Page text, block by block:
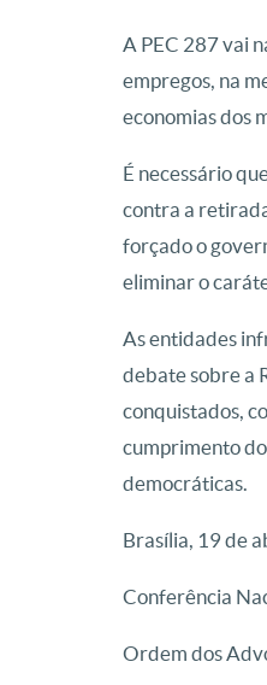
A PEC 287 vai
empregos, na
economias dos
É necessário
contra a
forçado o
eliminar o
As entidades
debate sobre a
conquistados,
cumprimento
democráticas.
Brasília, 19 de
Conferência
Ordem dos